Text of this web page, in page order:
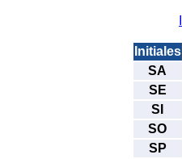
Initiales
SA
SE
SI
SO
SP